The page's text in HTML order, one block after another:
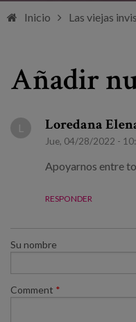
Inicio Las viejas
Añadir
L Loredana
Jue, 04/28/2022 -
Apoyarnos entre
RESPONDER
Su nombre
Comment *